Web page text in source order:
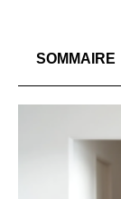
SOMMAIRE